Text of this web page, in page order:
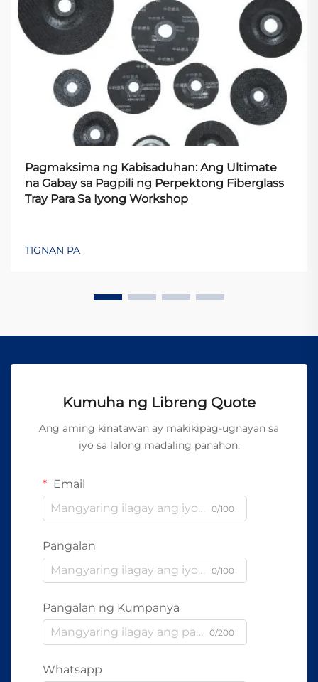
Pagmaksima ng Kabisaduhan: Ang Ultimate
na Gabay sa Pagpili ng Perpektong Fiberglass
Tray Para Sa Iyong Workshop
TIGNAN PA
Kumuha ng Libreng Quote
Ang aming kinatawan ay makikipag-ugnayan sa
iyo sa lalong madaling panahon.
Email
0/100
Pangalan
0/100
Pangalan ng Kumpanya
0/200
Whatsapp